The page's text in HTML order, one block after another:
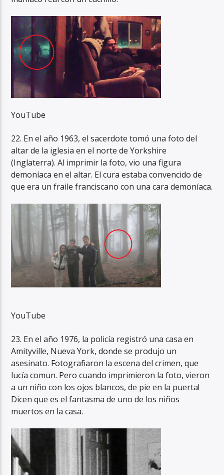
YouTube
22. En el año 1963, el sacerdote tomó una foto del
altar de la iglesia en el norte de Yorkshire
(Inglaterra). Al imprimir la foto, vio una figura
demoníaca en el altar. El cura estaba convencido de
que era un fraile franciscano con una cara demoníaca.
YouTube
23. En el año 1976, la policía registró una casa en
Amityville, Nueva York, donde se produjo un
asesinato. Fotografiaron la escena del crimen, que
lucía comun. Pero cuando imprimieron la foto, vieron
a un niño con los ojos blancos, de pie en la puerta!
Dicen que es el fantasma de uno de los niños
muertos en la casa.